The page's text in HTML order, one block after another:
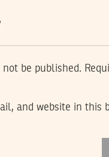
be published.
and website in